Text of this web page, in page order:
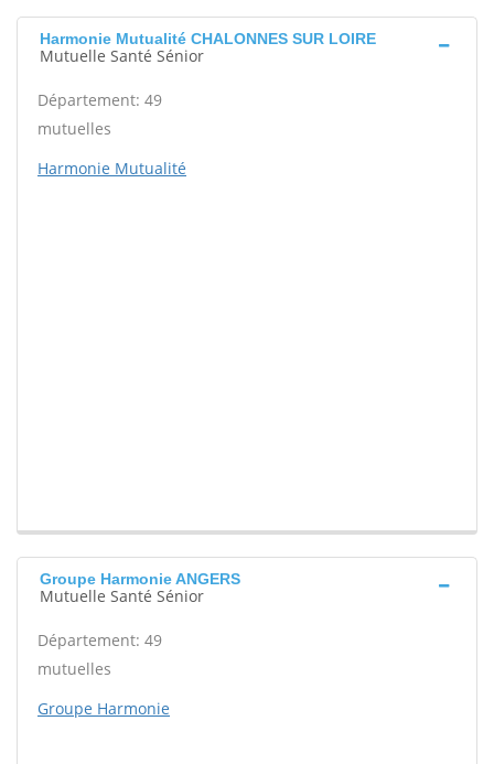
Harmonie Mutualité CHALONNES SUR LOIRE
Mutuelle Santé Sénior
Département: 49
mutuelles
Harmonie Mutualité
Groupe Harmonie ANGERS
Mutuelle Santé Sénior
Département: 49
mutuelles
Groupe Harmonie